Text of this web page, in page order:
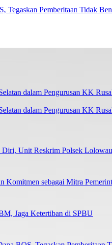
Tegaskan Pemberitaan Tidak
dalam Pengurusan KK
Unit Reskrim Polsek
sebagai Mitra
Jaga Ketertiban di SPBU